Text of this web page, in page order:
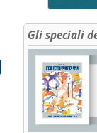
Gli speciali